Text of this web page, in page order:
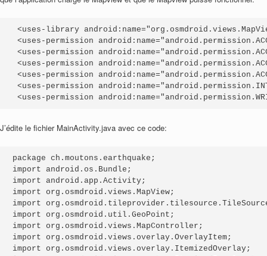
<uses-library
<uses-permission
<uses-permission
<uses-permission
<uses-permission
<uses-permission
<uses-permission
J’édite le fichier MainActivity.java avec ce code:
package ch.moutons.earthquake;
import android.os.Bundle;
import android.app.Activity;
import org.osmdroid.views.MapView;
import
import org.osmdroid.util.GeoPoint;
import org.osmdroid.views.MapController;
import org.osmdroid.views.overlay.OverlayItem;
import org.osmdroid.views.overlay.ItemizedOverlay;